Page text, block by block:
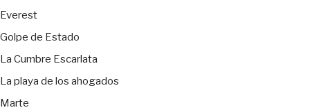
Everest
Golpe de Estado
La Cumbre Escarlata
La playa de los ahogados
Marte